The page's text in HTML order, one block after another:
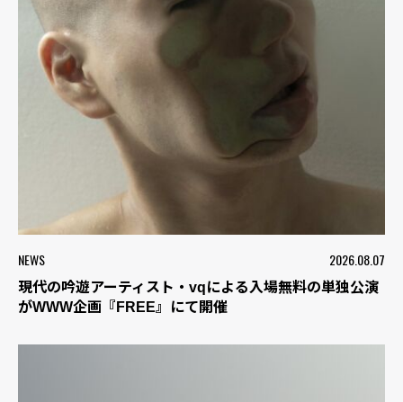
NEWS 2026.08.07
現代の吟遊アーティスト・vqによる入場無料の単独公演
がWWW企画『FREE』にて開催